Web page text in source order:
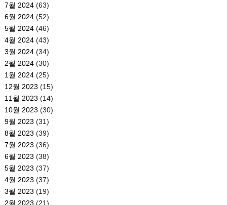
7월 2024(63)
6월 2024(52)
5월 2024(46)
4월 2024(43)
3월 2024(34)
2월 2024(30)
1월 2024(25)
12월 2023 (15)
11월 2023 (14)
10월 2023 (30)
9월 2023 (31)
8월 2023 (39)
7월 2023 (36)
6월 2023 (38)
5월 2023 (37)
4월 2023 (37)
3월 2023 (19)
2월 2023 (21)